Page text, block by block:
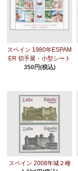
スペイン 1980年ESPAM
ER 切手展・小型シート
350円(税込)
スペイン 2008年城２種